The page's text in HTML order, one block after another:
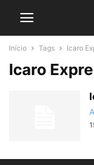
Início Tags Icaro
Icaro